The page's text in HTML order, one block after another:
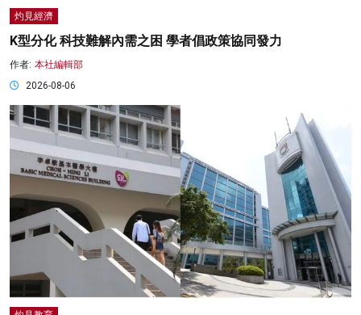
灼見經濟
K型分化 科技難解內需之困 學者倡政策協同發力
作者: 本社編輯部
2026-08-06